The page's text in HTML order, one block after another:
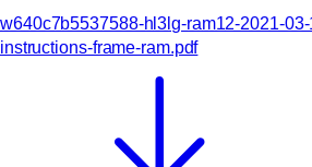
w640c7b5537588-hl3lg-ram12-2021-
instructions-frame-ram.pdf